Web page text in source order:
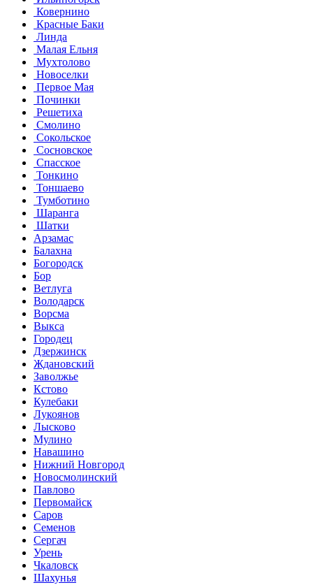
Ковернино
Красные Баки
Линда
Малая Ельня
Мухтолово
Новоселки
Первое Мая
Починки
Решетиха
Смолино
Сокольское
Сосновское
Спасское
Тонкино
Тоншаево
Тумботино
Шаранга
Шатки
Арзамас
Балахна
Богородск
Бор
Ветлуга
Володарск
Ворсма
Выкса
Городец
Дзержинск
Ждановский
Заволжье
Кстово
Кулебаки
Лукоянов
Лысково
Мулино
Навашино
Нижний Новгород
Новосмолинский
Павлово
Первомайск
Саров
Семенов
Сергач
Урень
Чкаловск
Шахунья